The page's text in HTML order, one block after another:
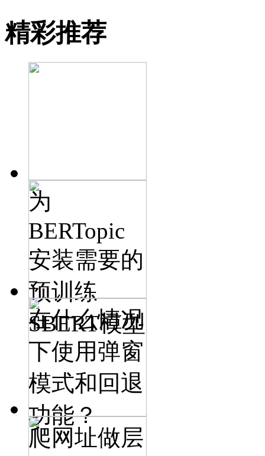
精彩推荐
为
BERTopic
安装需要的
预训练
SBERT模型
在什么情况
下使用弹窗
模式和回退
功能？
爬网址做层